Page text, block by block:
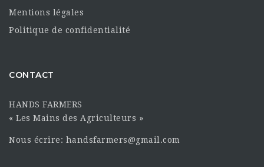
Mentions légales
Politique de confidentialité
CONTACT
HANDS FARMERS
« Les Mains des Agriculteurs »
Nous écrire: handsfarmers@gmail.com